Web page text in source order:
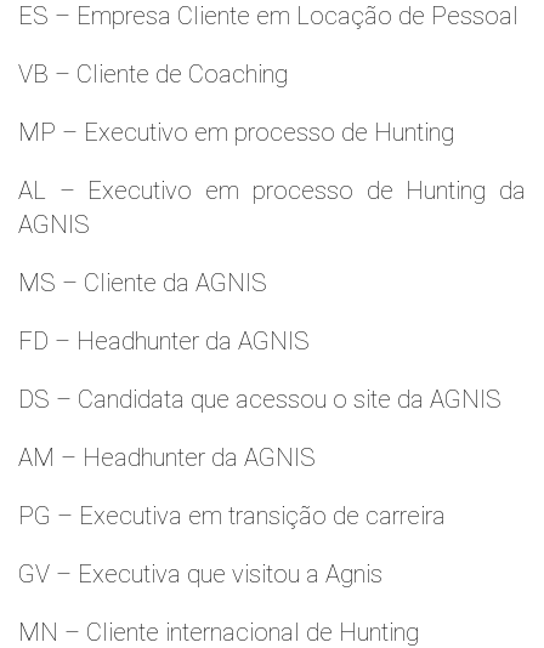
ES – Empresa Cliente em Locação de Pessoal
VB – Cliente de Coaching
MP – Executivo em processo de Hunting
AL – Executivo em processo de Hunting da
AGNIS
MS – Cliente da AGNIS
FD – Headhunter da AGNIS
DS – Candidata que acessou o site da AGNIS
AM – Headhunter da AGNIS
PG – Executiva em transição de carreira
GV – Executiva que visitou a Agnis
MN – Cliente internacional de Hunting